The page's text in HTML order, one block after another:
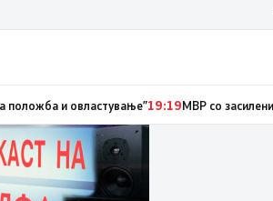
полициски службеник, поднесена кривична